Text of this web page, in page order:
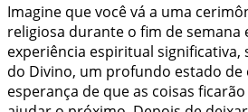
Imagine que você vá a uma
religiosa durante o fim de semana
experiência espiritual significativa,
do Divino, um profundo estado de
esperança de que as coisas